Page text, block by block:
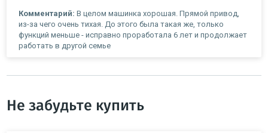
Комментарий: В целом машинка хорошая. Прямой привод,
из-за чего очень тихая. До этого была такая же, только
функций меньше - исправно проработала 6 лет и продолжает
работать в другой семье
Не забудьте купить